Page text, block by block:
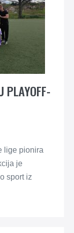
PLAYOFF-
lige pionira
je
sport iz